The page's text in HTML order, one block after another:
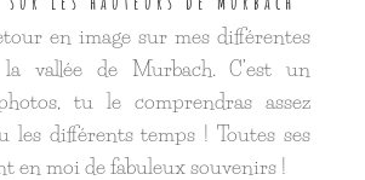
en image sur mes différentes
la vallée de Murbach. C’est un
tu le comprendras assez
les différents temps ! Toutes ses
en moi de fabuleux souvenirs !